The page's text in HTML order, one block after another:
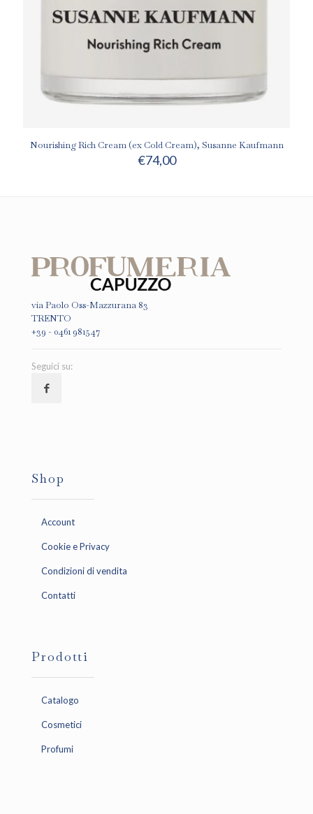
Nourishing Rich Cream (ex Cold Cream), Susanne Kaufmann
€74,00
via Paolo Oss-Mazzurana 83
TRENTO
+39 - 0461 981547
Seguici su:
Shop
Account
Cookie e Privacy
Condizioni di vendita
Contatti
Prodotti
Catalogo
Cosmetici
Profumi